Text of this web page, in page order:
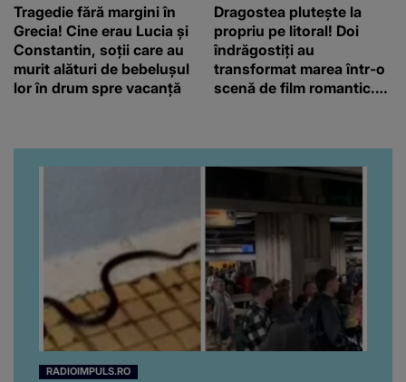
Tragedie fără margini în
Grecia! Cine erau Lucia și
Constantin, soții care au
murit alături de bebelușul
lor în drum spre vacanță
Dragostea plutește la
propriu pe litoral! Doi
îndrăgostiți au
transformat marea într-o
scenă de film romantic.
RADIOIMPULS.RO